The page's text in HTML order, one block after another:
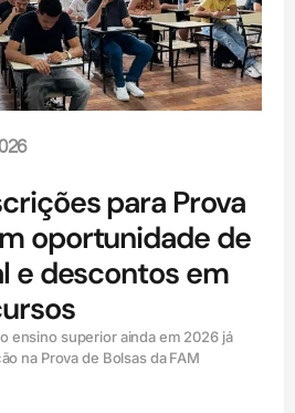
para Prova
oportunidade de
e descontos em
ensino superior ainda em 2026 já
na Prova de Bolsas da FAM